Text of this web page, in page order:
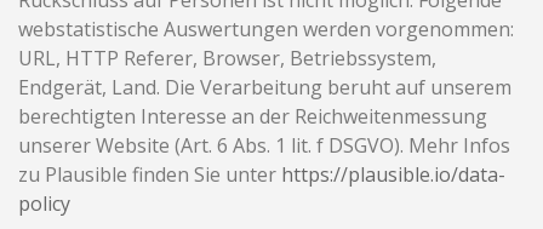
webstatistische Auswertungen werden vorgenommen:
URL, HTTP Referer, Browser, Betriebssystem,
Endgerät, Land. Die Verarbeitung beruht auf unserem
berechtigten Interesse an der Reichweitenmessung
unserer Website (Art. 6 Abs. 1 lit. f DSGVO). Mehr Infos
zu Plausible finden Sie unter https://plausible.io/data-
policy